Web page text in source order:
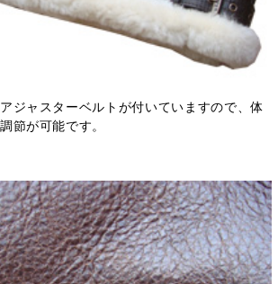
ジャスターベルトが付いていますので、体
節が可能です。